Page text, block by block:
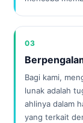
03
Bagi kami,
lunak adalah
ahlinya dalam
yang terkait